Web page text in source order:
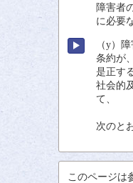
障害者
に必要
（y）
条約が
是正す
社会的
て、
次のと
このページは